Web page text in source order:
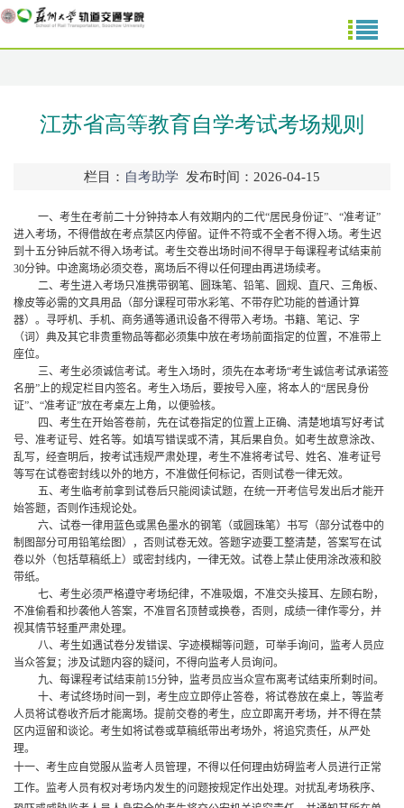
江苏省高等教育自学考试考场规则
栏目： 自考助学 发布时间：2026-04-15
一、考生在考前二十分钟持本人有效期内的二代“居民身份证”、“准考证”
进入考场，不得借故在考点禁区内停留。证件不符或不全者不得入场。考生迟
到十五分钟后就不得入场考试。考生交卷出场时间不得早于每课程考试结束前
30分钟。中途离场必须交卷，离场后不得以任何理由再进场续考。
二、考生进入考场只准携带钢笔、圆珠笔、铅笔、圆规、直尺、三角板、
橡皮等必需的文具用品（部分课程可带水彩笔、不带存贮功能的普通计算
器）。寻呼机、手机、商务通等通讯设备不得带入考场。书籍、笔记、字
（词）典及其它非贵重物品等都必须集中放在考场前面指定的位置，不准带上
座位。
三、考生必须诚信考试。考生入场时，须先在本考场“考生诚信考试承诺签
名册”上的规定栏目内签名。考生入场后，要按号入座，将本人的“居民身份
证”、“准考证”放在考桌左上角，以便验核。
四、考生在开始答卷前，先在试卷指定的位置上正确、清楚地填写好考试
号、准考证号、姓名等。如填写错误或不清，其后果自负。如考生故意涂改、
乱写，经查明后，按考试违规严肃处理，考生不准将考试号、姓名、准考证号
等写在试卷密封线以外的地方，不准做任何标记，否则试卷一律无效。
五、考生临考前拿到试卷后只能阅读试题，在统一开考信号发出后才能开
始答题，否则作违规论处。
六、试卷一律用蓝色或黑色墨水的钢笔（或圆珠笔）书写（部分试卷中的
制图部分可用铅笔绘图），否则试卷无效。答题字迹要工整清楚，答案写在试
卷以外（包括草稿纸上）或密封线内，一律无效。试卷上禁止使用涂改液和胶
带纸。
七、考生必须严格遵守考场纪律，不准吸烟，不准交头接耳、左顾右盼，
不准偷看和抄袭他人答案，不准冒名顶替或换卷，否则，成绩一律作零分，并
视其情节轻重严肃处理。
八、考生如遇试卷分发错误、字迹模糊等问题，可举手询问，监考人员应
当众答复；涉及试题内容的疑问，不得向监考人员询问。
九、每课程考试结束前15分钟，监考员应当众宣布离考试结束所剩时间。
十、考试终场时间一到，考生应立即停止答卷，将试卷放在桌上，等监考
人员将试卷收齐后才能离场。提前交卷的考生，应立即离开考场，并不得在禁
区内逗留和谈论。考生如将试卷或草稿纸带出考场外，将追究责任，从严处
理。
十一、考生应自觉服从监考人员管理，不得以任何理由妨碍监考人员进行正常
工作。监考人员有权对考场内发生的问题按规定作出处理。对扰乱考场秩序、